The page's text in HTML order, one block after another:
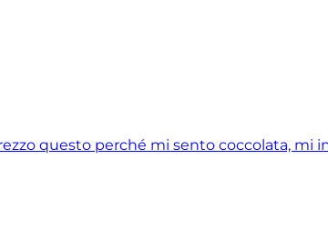
questo perché mi sento coccolata, mi